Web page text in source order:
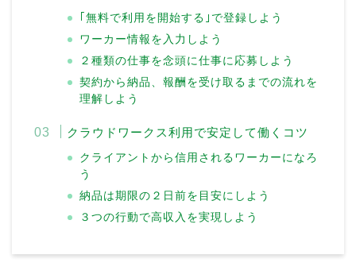
｢無料で利用を開始する｣で登録しよう
ワーカー情報を入力しよう
２種類の仕事を念頭に仕事に応募しよう
契約から納品、報酬を受け取るまでの流れを
理解しよう
クラウドワークス利用で安定して働くコツ
クライアントから信用されるワーカーになろ
う
納品は期限の２日前を目安にしよう
３つの行動で高収入を実現しよう